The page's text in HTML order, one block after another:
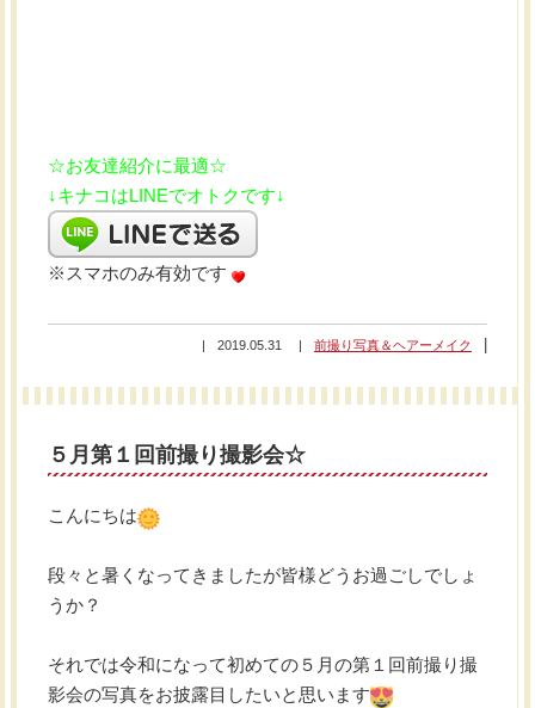
☆お友達紹介に最適☆
↓キナコはLINEでオトクです↓
※スマホのみ有効です
2019.05.31 前撮り写真＆ヘアーメイク
５月第１回前撮り撮影会☆
こんにちは
段々と暑くなってきましたが皆様どうお過ごしでしょ
うか？
それでは令和になって初めての５月の第１回前撮り撮
影会の写真をお披露目したいと思います